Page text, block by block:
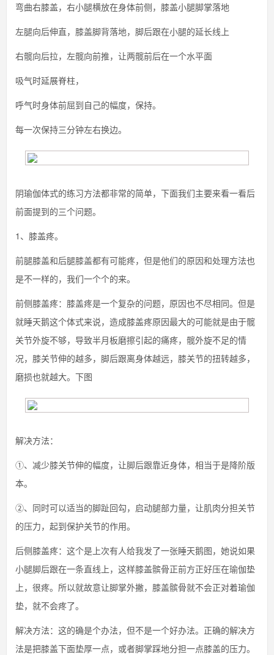
弯曲右膝盖，右小腿横放在身体前侧，膝盖小腿脚掌落地
左腿向后伸直，膝盖脚背落地，脚后跟在小腿的延长线上
右髋向后拉，左髋向前推，让两髋前后在一个水平面
吸气时延展脊柱，
呼气时身体前屈到自己的幅度，保持。
每一次保持三分钟左右换边。
阴瑜伽体式的练习方法都非常的简单，下面我们主要来看一看后
前面提到的三个问题。
1、膝盖疼。
前腿膝盖和后腿膝盖都有可能疼，但是他们的原因和处理方法也
是不一样的，我们一个个的来。
前侧膝盖疼：膝盖疼是一个复杂的问题，原因也不尽相同。但是
就睡天鹅这个体式来说，造成膝盖疼原因最大的可能就是由于髋
关节外旋不够，导致半月板磨擦引起的痛疼，髋外旋不足的情
况，膝关节伸的越多，脚后跟离身体越远，膝关节的扭转越多，
磨损也就越大。下图
解决方法：
①、减少膝关节伸的幅度，让脚后跟靠近身体，相当于是降阶版
本。
②、同时可以适当的脚趾回勾，启动腿部力量，让肌肉分担关节
的压力，起到保护关节的作用。
后侧膝盖疼：这个是上次有人给我发了一张睡天鹅图，她说如果
小腿脚后跟在一条直线上，这样膝盖髌骨正前方正好压在瑜伽垫
上，很疼。所以就故意让脚掌外撇，膝盖髌骨就不会正对着瑜伽
垫，就不会疼了。
解决方法：这的确是个办法，但不是一个好办法。正确的解决方
法是把膝盖下面垫厚一点，或者脚掌踩地分担一点膝盖的压力。